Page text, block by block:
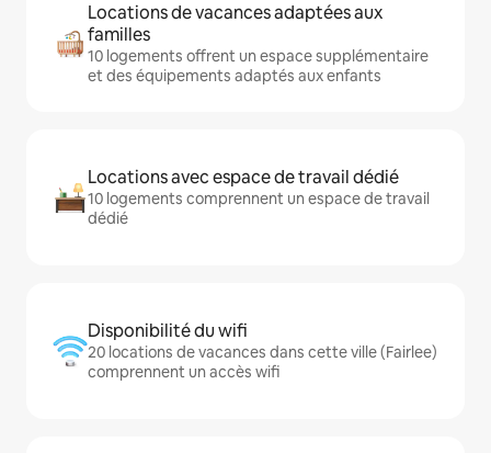
Locations de vacances adaptées aux
familles
10 logements offrent un espace supplémentaire
et des équipements adaptés aux enfants
Locations avec espace de travail dédié
10 logements comprennent un espace de travail
dédié
Disponibilité du wifi
20 locations de vacances dans cette ville (Fairlee)
comprennent un accès wifi